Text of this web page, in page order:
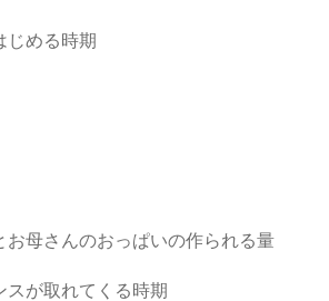
じめる時期
お母さんのおっぱいの作られる量
スが取れてくる時期